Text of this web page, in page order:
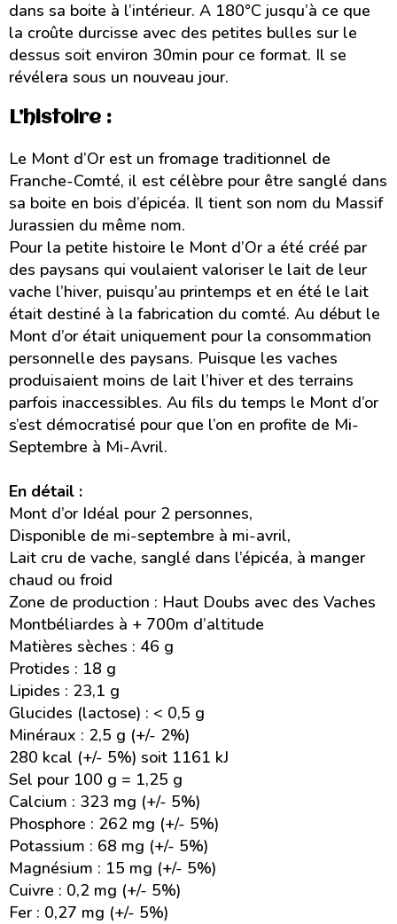
dans sa boite à l’intérieur. A 180°C jusqu’à ce que
la croûte durcisse avec des petites bulles sur le
dessus soit environ 30min pour ce format. Il se
révélera sous un nouveau jour.
L’histoire :
Le Mont d’Or est un fromage traditionnel de
Franche-Comté, il est célèbre pour être sanglé dans
sa boite en bois d’épicéa. Il tient son nom du Massif
Jurassien du même nom.
Pour la petite histoire le Mont d’Or a été créé par
des paysans qui voulaient valoriser le lait de leur
vache l’hiver, puisqu’au printemps et en été le lait
était destiné à la fabrication du comté. Au début le
Mont d’or était uniquement pour la consommation
personnelle des paysans. Puisque les vaches
produisaient moins de lait l’hiver et des terrains
parfois inaccessibles. Au fils du temps le Mont d’or
s’est démocratisé pour que l’on en profite de Mi-
Septembre à Mi-Avril.
En détail :
Mont d’or Idéal pour 2 personnes,
Disponible de mi-septembre à mi-avril,
Lait cru de vache, sanglé dans l’épicéa, à manger
chaud ou froid
Zone de production : Haut Doubs avec des Vaches
Montbéliardes à + 700m d’altitude
Matières sèches : 46 g
Protides : 18 g
Lipides : 23,1 g
Glucides (lactose) : < 0,5 g
Minéraux : 2,5 g (+/- 2%)
280 kcal (+/- 5%) soit 1161 kJ
Sel pour 100 g = 1,25 g
Calcium : 323 mg (+/- 5%)
Phosphore : 262 mg (+/- 5%)
Potassium : 68 mg (+/- 5%)
Magnésium : 15 mg (+/- 5%)
Cuivre : 0,2 mg (+/- 5%)
Fer : 0,27 mg (+/- 5%)